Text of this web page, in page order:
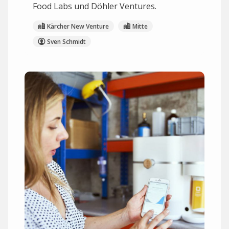
Food Labs und Döhler Ventures.
Kärcher New Venture
Mitte
Sven Schmidt